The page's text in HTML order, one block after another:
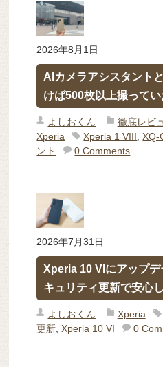
2026年8月1日
AIカメラアシスタント
けば500枚以上撮ってい
よしおくん 徹底レビ
Xperia
Xperia 1 VIII ,XQ-
ント
0 Comments
2026年7月31日
Xperia 10 VIにアップ
キュリティ更新で安心
よしおくん Xperia
更新 ,Xperia 10 VI 0